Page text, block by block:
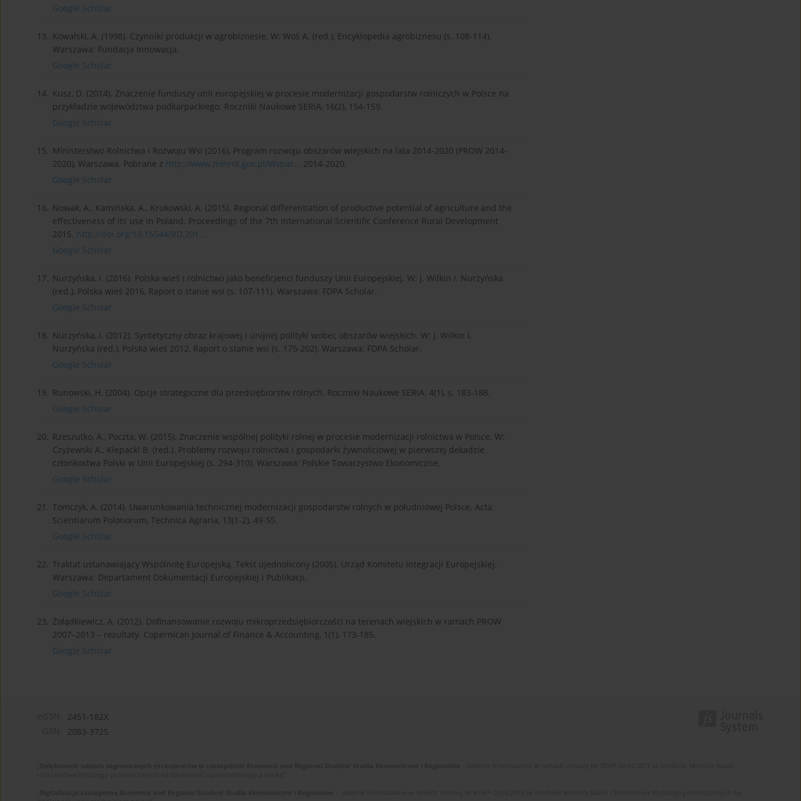
Google Scholar
13. Kowalski, A. (1998). Czynniki produkcji w agrobiznesie. W: Woś A. (red.), Encyklopedia agrobiznesu (s. 108-114).
Warszawa: Fundacja Innowacja.
Google Scholar
14. Kusz, D. (2014). Znaczenie funduszy unii europejskiej w procesie modernizacji gospodarstw rolniczych w Polsce na
przykładzie województwa podkarpackiego. Roczniki Naukowe SERiA, 16(2), 154-159.
Google Scholar
15. Ministerstwo Rolnictwa i Rozwoju Wsi (2016), Program rozwoju obszarów wiejskich na lata 2014-2020 (PROW 2014-
2020), Warszawa. Pobrane z http://www.minrol.gov.pl/Wspar... 2014-2020.
Google Scholar
16. Nowak, A., Kamińska, A., Krukowski, A. (2015). Regional differentiation of productive potential of agriculture and the
effectiveness of its use in Poland. Proceedings of the 7th International Scientific Conference Rural Development
2015. http://doi.org/10.15544/RD.201...
Google Scholar
17. Nurzyńska, I. (2016). Polska wieś i rolnictwo jako beneficjenci funduszy Unii Europejskiej. W: J. Wilkin I. Nurzyńska
(red.), Polska wieś 2016, Raport o stanie wsi (s. 107-111). Warszawa: FDPA Scholar.
Google Scholar
18. Nurzyńska, I. (2012). Syntetyczny obraz krajowej i unijnej polityki wobec obszarów wiejskich. W: J. Wilkin I.
Nurzyńska (red.), Polska wieś 2012, Raport o stanie wsi (s. 175-202). Warszawa: FDPA Scholar.
Google Scholar
19. Runowski, H. (2004). Opcje strategiczne dla przedsiębiorstw rolnych. Roczniki Naukowe SERiA. 4(1), s. 183-188.
Google Scholar
20. Rzeszutko, A., Poczta, W. (2015). Znaczenie wspólnej polityki rolnej w procesie modernizacji rolnictwa w Polsce. W:
Czyżewski A., Klepacki B. (red.). Problemy rozwoju rolnictwa i gospodarki żywnościowej w pierwszej dekadzie
członkostwa Polski w Unii Europejskiej (s. 294-310). Warszawa: Polskie Towarzystwo Ekonomiczne.
Google Scholar
21. Tomczyk, A. (2014). Uwarunkowania technicznej modernizacji gospodarstw rolnych w południowej Polsce. Acta
Scientiarum Polonorum, Technica Agraria, 13(1-2), 49-55.
Google Scholar
22. Traktat ustanawiający Wspólnotę Europejską. Tekst ujednolicony (2005). Urząd Komitetu Integracji Europejskiej.
Warszawa: Departament Dokumentacji Europejskiej i Publikacji.
Google Scholar
23. Żołądkiewicz, A. (2012). Dofinansowanie rozwoju mikroprzedsiębiorczości na terenach wiejskich w ramach PROW
2007–2013 – rezultaty. Copernican Journal of Finance & Accounting, 1(1), 173-185.
Google Scholar
2451-182X
2083-3725